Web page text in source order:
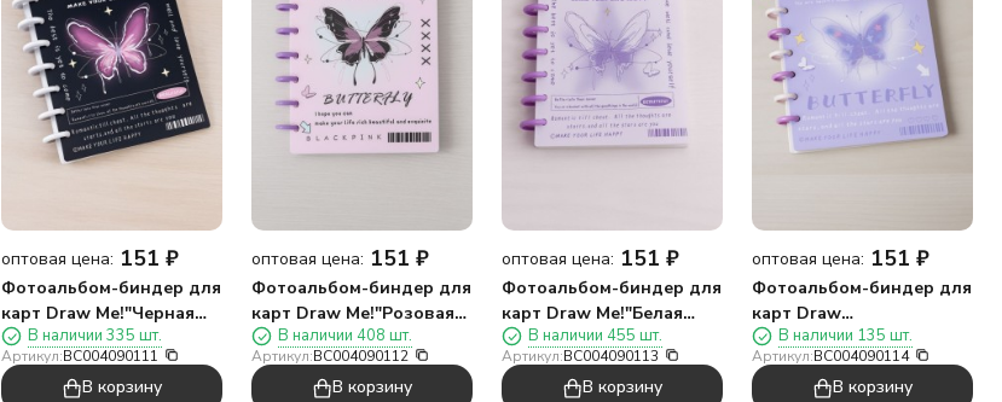
оптовая цена: 151 ₽
Фотоальбом-биндер для
карт Draw Me!"Черная
бабочка",20
страниц(19,5*23,5см)
В наличии 335 шт.
Артикул:BC004090111
В корзину
оптовая цена: 151 ₽
Фотоальбом-биндер для
карт Draw Me!"Розовая
бабочка",20
страниц(19,5*23,5см)
В наличии 408 шт.
Артикул:BC004090112
В корзину
оптовая цена: 151 ₽
Фотоальбом-биндер для
карт Draw Me!"Белая
бабочка",20
страниц(19,5*23,5см)
В наличии 455 шт.
Артикул:BC004090113
В корзину
оптовая цена: 151 ₽
Фотоальбом-биндер для
карт Draw
Me!"Фиолетовая
бабочка",20
страниц(19,5*23,5см)
В наличии 135 шт.
Артикул:BC004090114
В корзину